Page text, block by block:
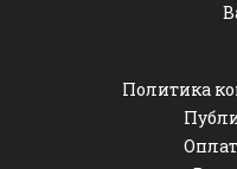
Политика